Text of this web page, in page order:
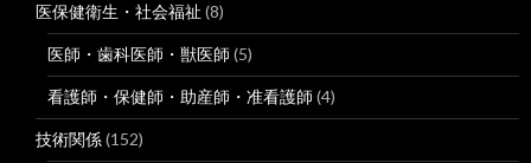
医保健衛生・社会福祉 (8)
医師・歯科医師・獣医師 (5)
看護師・保健師・助産師・准看護師 (4)
技術関係(152)